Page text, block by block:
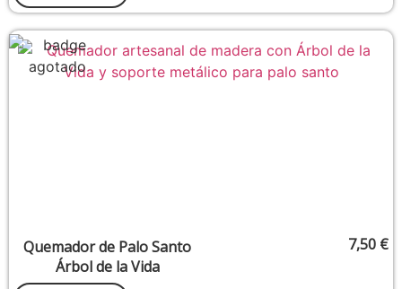
Quemador de Palo Santo
Árbol de la Vida
7,50 €